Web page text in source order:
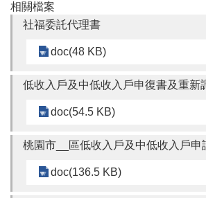
相關檔案
社福委託代理書
doc(48 KB)
低收入戶及中低收入戶申復書及重新
doc(54.5 KB)
桃園市__區低收入戶及中低收入戶申
doc(136.5 KB)